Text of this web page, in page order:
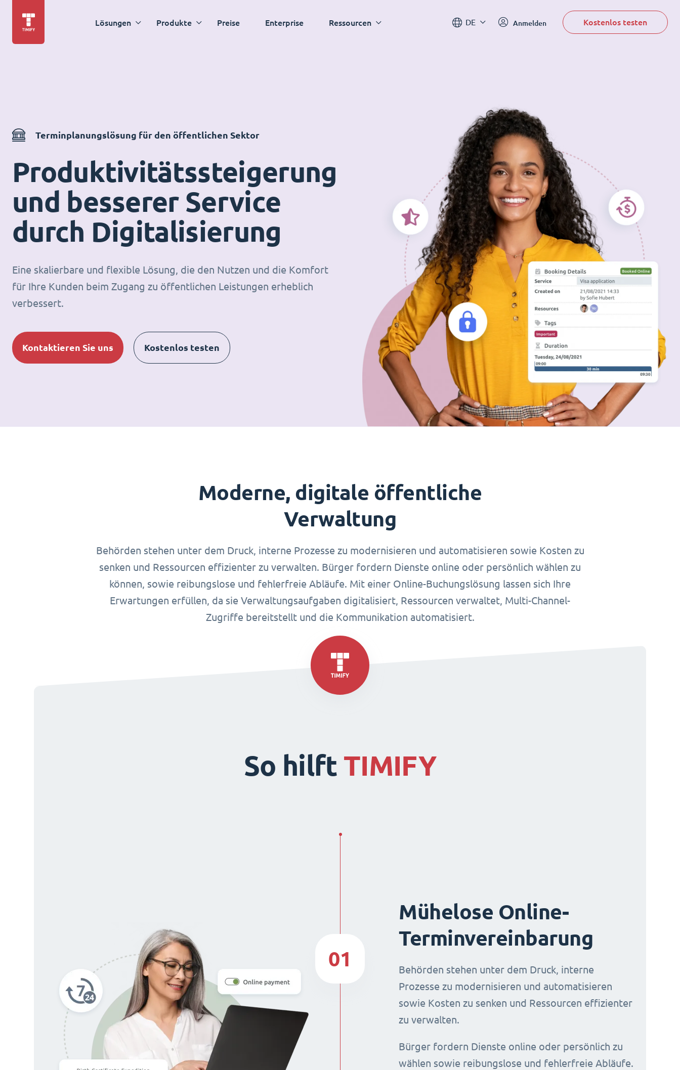
Lösungen Produkte Preise Enterprise Ressourcen DE Anmelden Kostenlos testen
Terminplanungslösung für den öffentlichen Sektor
Produktivitätssteigerung
und besserer Service
durch Digitalisierung
Eine skalierbare und flexible Lösung, die den Nutzen und die Komfort
für Ihre Kunden beim Zugang zu öffentlichen Leistungen erheblich
verbessert.
Kontaktieren Sie uns Kostenlos testen
Moderne, digitale öffentliche
Verwaltung
Behörden stehen unter dem Druck, interne Prozesse zu modernisieren und automatisieren sowie Kosten zu
senken und Ressourcen effizienter zu verwalten. Bürger fordern Dienste online oder persönlich wählen zu
können, sowie reibungslose und fehlerfreie Abläufe. Mit einer Online-Buchungslösung lassen sich Ihre
Erwartungen erfüllen, da sie Verwaltungsaufgaben digitalisiert, Ressourcen verwaltet, Multi-Channel-
Zugriffe bereitstellt und die Kommunikation automatisiert.
So hilft TIMIFY
Mühelose Online-
Terminvereinbarung
Behörden stehen unter dem Druck, interne
Prozesse zu modernisieren und automatisieren
sowie Kosten zu senken und Ressourcen effizienter
zu verwalten.
Bürger fordern Dienste online oder persönlich zu
wählen sowie reibungslose und fehlerfreie Abläufe.
01